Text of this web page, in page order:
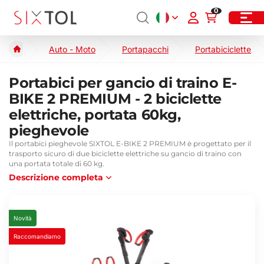
0
Auto - Moto Portapacchi Portabiciclette
Portabici per gancio di traino E-
BIKE 2 PREMIUM - 2 biciclette
elettriche, portata 60kg,
pieghevole
Il portabici pieghevole SIXTOL E-BIKE 2 PREMIUM è progettato per il
trasporto sicuro di due biciclette elettriche su gancio di traino con
una portata totale di 60 kg.
Descrizione completa
Novità
Raccomandiamo